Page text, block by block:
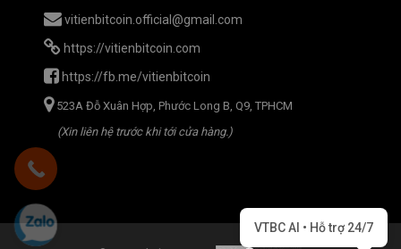
vitienbitcoin.official@gmail.com
https://vitienbitcoin.com
https://fb.me/vitienbitcoin
523A Đỗ Xuân Hợp, Phước Long B, Q9, TPHCM
(Xin liên hệ trước khi tới cửa hàng.)
VTBC AI • Hỗ trợ 24/7